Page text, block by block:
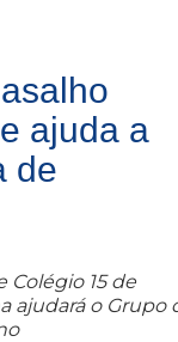
ajuda a
de
Colégio 15 de
ajudará o Grupo